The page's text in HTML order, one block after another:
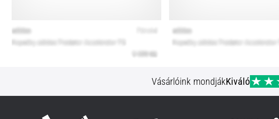
Vásárlóink mondjákKiváló